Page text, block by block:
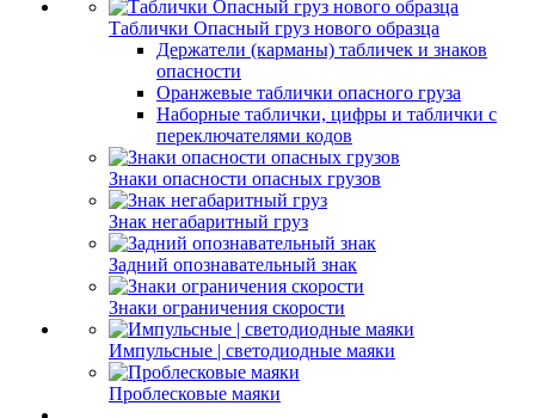
Таблички Опасный груз нового образца
Держатели (карманы) табличек и знаков
опасности
Оранжевые таблички опасного груза
Наборные таблички, цифры и таблички с
переключателями кодов
Знаки опасности опасных грузов
Знак негабаритный груз
Задний опознавательный знак
Знаки ограничения скорости
Импульсные | светодиодные маяки
Проблесковые маяки